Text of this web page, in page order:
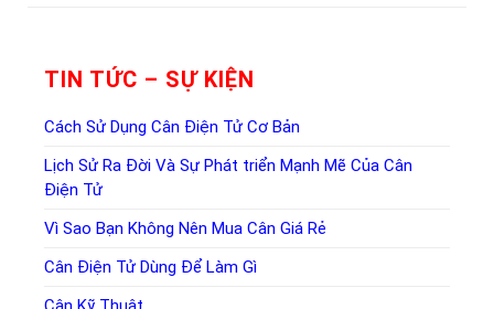
TIN TỨC – SỰ KIỆN
Cách Sử Dụng Cân Điện Tử Cơ Bản
Lịch Sử Ra Đời Và Sự Phát triển Mạnh Mẽ Của Cân
Điện Tử
Vì Sao Bạn Không Nên Mua Cân Giá Rẻ
Cân Điện Tử Dùng Để Làm Gì